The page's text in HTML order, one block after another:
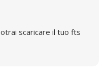
scaricare il tuo fts